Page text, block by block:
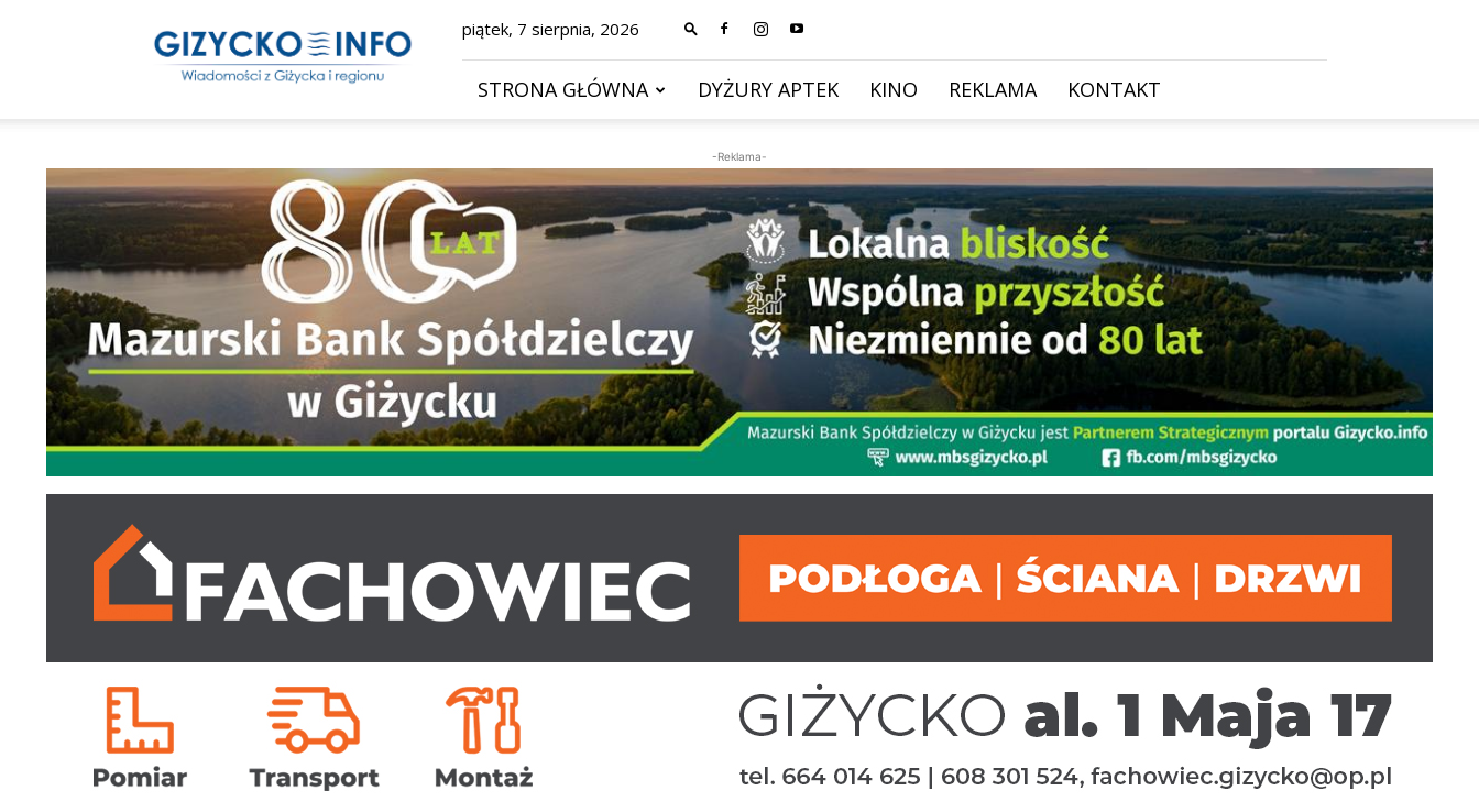
–
wiadomości
piątek, 7 sierpnia, 2026
STRONA GŁÓWNA DYŻURY APTEK KINO REKLAMA KONTAKT
-Reklama-